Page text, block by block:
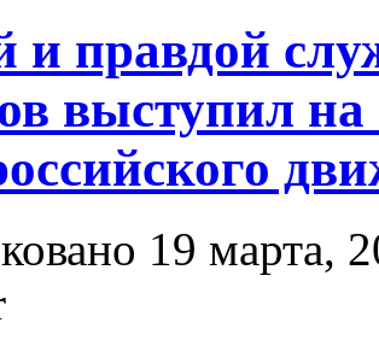
и правдой
выступил на
19 марта,